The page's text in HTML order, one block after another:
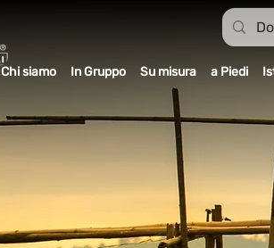
Chi siamo In Gruppo Su misura a Piedi